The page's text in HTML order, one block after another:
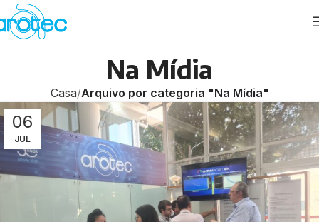
Na Mídia
Casa Arquivo por categoria "Na Mídia"
06
JUL